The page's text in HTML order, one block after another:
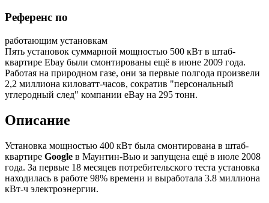
Референс по
работающим установкам
Пять установок суммарной мощностью 500 кВт в штаб-
квартире Ebay были смонтированы ещё в июне 2009 года.
Работая на природном газе, они за первые полгода произвели
2,2 миллиона киловатт-часов, сократив "персональный
углеродный след" компании eBay на 295 тонн.
Описание
Установка мощностью 400 кВт была смонтирована в штаб-
квартире Google в Маунтин-Вью и запущена ещё в июле 2008
года. За первые 18 месяцев потребительского теста установка
находилась в работе 98% времени и выработала 3.8 миллиона
кВт-ч электроэнергии.